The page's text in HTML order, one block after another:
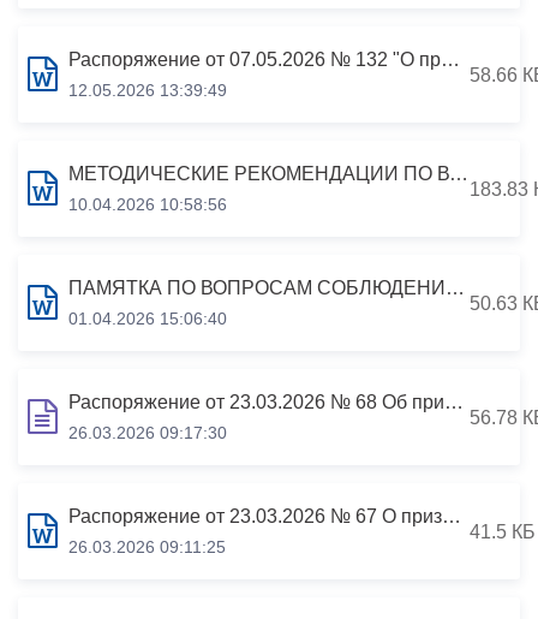
Распоряжение от 07.05.2026 № 132 "О признании утратившим силу распоряжения АМС г.Владикавказа от 16.12.2020 №270 «Об утверждении состава Комиссии администрации местного самоуправления по соблюдению требований к служебному поведению муницип
12.05.2026 13:39:49
58.66
МЕТОДИЧЕСКИЕ РЕКОМЕНДАЦИИ ПО ВОПРОСАМ ПРЕДСТАВЛЕНИЯ СВЕДЕНИЙ О ДОХОДАХ, РАСХОДАХ, ОБ ИМУЩЕСТВЕ И ОБЯЗАТЕЛЬСТВАХ ИМУЩЕСТВЕННОГО ХАРАКТЕРА И ЗАПОЛНЕНИЯ СООТВЕТСТВУЮЩЕЙ ФОРМЫ СПРАВКИ в 2026 году (за отчетный 2025 год)
10.04.2026 10:58:56
183.83
ПАМЯТКА ПО ВОПРОСАМ СОБЛЮДЕНИЯ МУНИЦИПАЛЬНЫМИ СЛУЖАЩИМИ АМС Г.ВЛАДИКАВКАЗА АНТИКОРРУПЦИОННЫХ СТАНДАРТОВ, А ТАКЖЕ ОТВЕТСТВЕННОСТИ ЗА НЕСОБЛЮДЕНИЕ ЭТИХ СТАНДАРТОВ
01.04.2026 15:06:40
50.63
Распоряжение от 23.03.2026 № 68 Об признании утратившим силу распоряжения АМС г.Владикавказа от 31.05.2010 №199 «Об утверждении Положения о представлении гражданами, претендующими на замещение должностей муниципальной службы, и муниципальными служащими, з
26.03.2026 09:17:30
56.78
Распоряжение от 23.03.2026 № 67 О признании утратившим силу распоряжения АМС г.Владикавказа от 30.11.2023 №373 «Об утверждении Порядка размещения сведений о доходах, расходах, об имуществе и обязательствах имущественного характера отдельных категорий лиц
26.03.2026 09:11:25
41.5 КБ